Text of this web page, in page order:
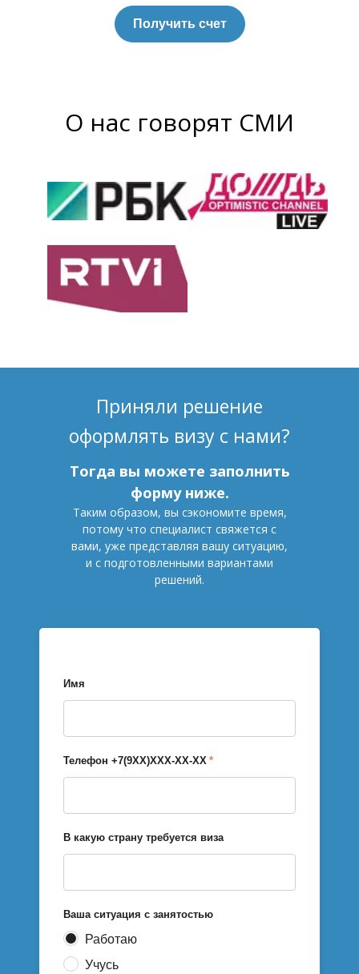
Получить счет
О нас говорят СМИ
Приняли решение
оформлять визу с нами?
Тогда вы можете заполнить
форму ниже.
Таким образом, вы сэкономите время,
потому что специалист свяжется с
вами, уже представляя вашу ситуацию,
и с подготовленными вариантами
решений.
Имя
Телефон +7(9ХХ)ХХХ-ХХ-ХХ *
В какую страну требуется виза
Ваша ситуация с занятостью
Работаю
Учусь